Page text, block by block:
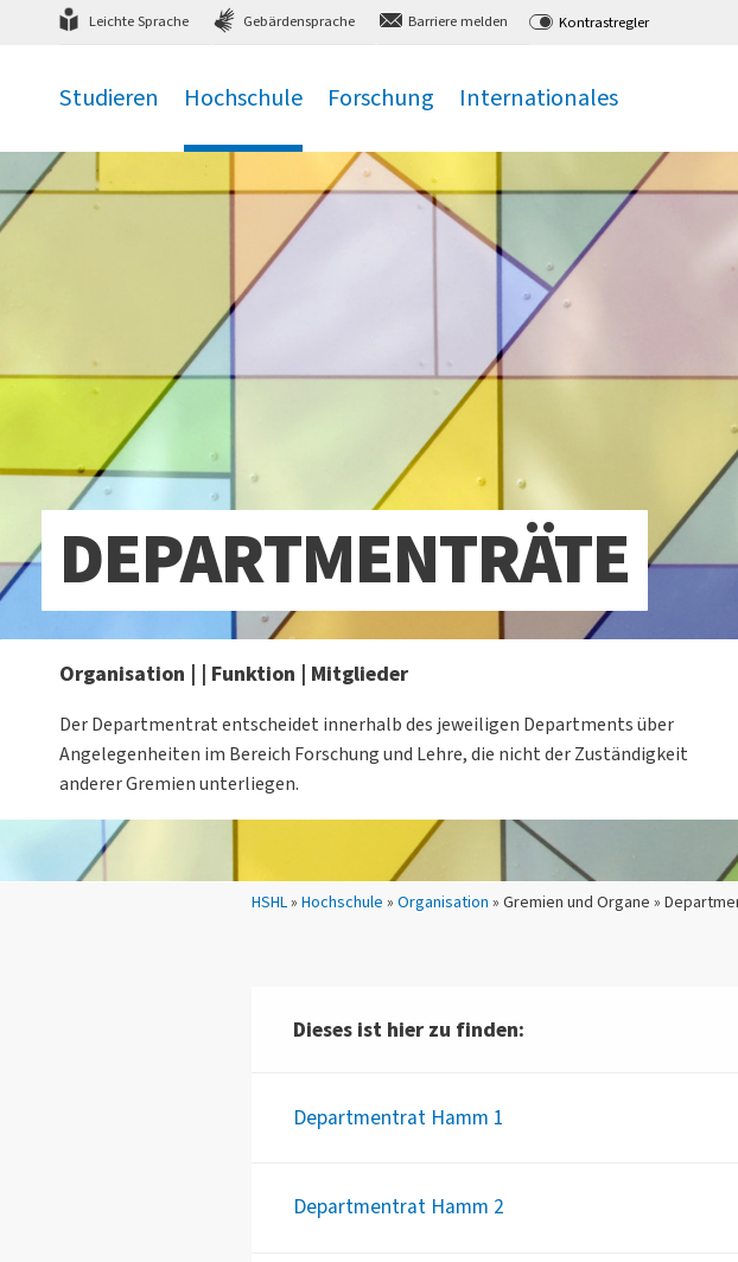
zum Hauptmenü zum Inhalt,
Leichte Sprache Gebärdensprache Barriere melden Kontrastregler
Studieren Hochschule Forschung Internationales
Sie sind hier:
HSHL» Hochschule » Organisation » Gremien und Organe »
DEPARTMENTRÄTE
Organisation | | Funktion | Mitglieder
Der Departmentrat entscheidet innerhalb des jeweiligen Departments über
Angelegenheiten im Bereich Forschung und Lehre, die nicht der Zuständigkeit
anderer Gremien unterliegen.
Dieses ist hier zu finden:
Departmentrat Hamm 1
Departmentrat Hamm 2